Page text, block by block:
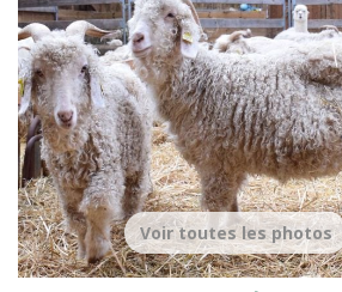
Voir toutes les photos